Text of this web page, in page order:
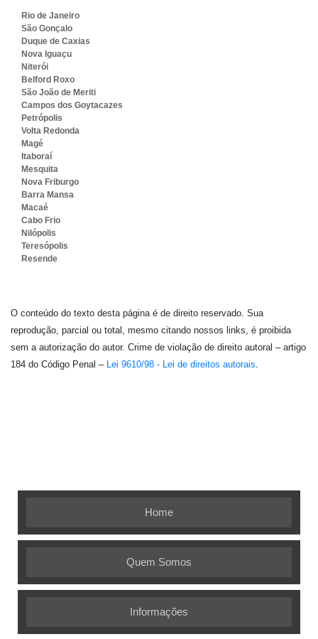
Rio de Janeiro
São Gonçalo
Duque de Caxias
Nova Iguaçu
Niterói
Belford Roxo
São João de Meriti
Campos dos Goytacazes
Petrópolis
Volta Redonda
Magé
Itaboraí
Mesquita
Nova Friburgo
Barra Mansa
Macaé
Cabo Frio
Nilópolis
Teresópolis
Resende
O conteúdo do texto desta página é de direito reservado. Sua
reprodução, parcial ou total, mesmo citando nossos links, é proibida
sem a autorização do autor. Crime de violação de direito autoral – artigo
184 do Código Penal – Lei 9610/98 - Lei de direitos autorais.
Home
Quem Somos
Informações